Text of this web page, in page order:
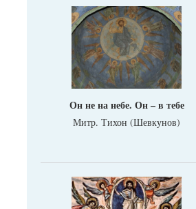
Он не на небе. Он – в тебе
Митр. Тихон (Шевкунов)